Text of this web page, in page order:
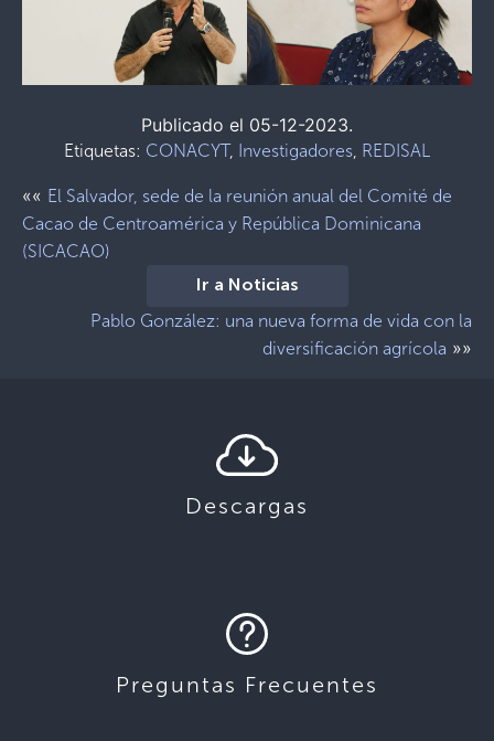
Publicado el 05-12-2023.
Etiquetas: CONACYT, Investigadores, REDISAL
«« El Salvador, sede de la reunión anual del Comité de
Cacao de Centroamérica y República Dominicana
(SICACAO)
Ir a Noticias
Pablo González: una nueva forma de vida con la
diversificación agrícola »»
Descargas
Preguntas Frecuentes